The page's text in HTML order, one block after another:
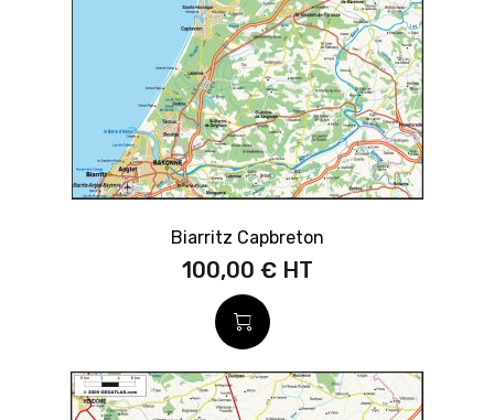
Biarritz Capbreton
100,00 €